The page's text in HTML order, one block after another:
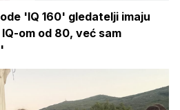
'IQ 160' gledatelji imaju
om od 80, već sam